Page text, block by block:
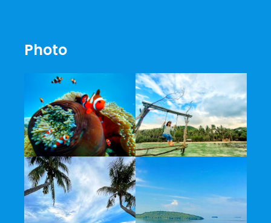
Photo